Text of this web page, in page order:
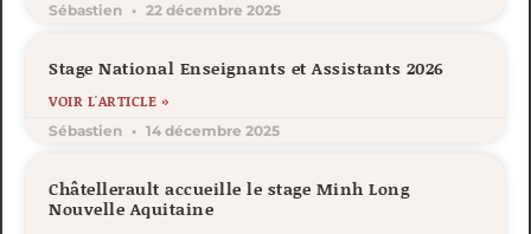
Sébastien 22 décembre 2025
Stage National Enseignants et Assistants 2026
VOIR L'ARTICLE »
Sébastien 14 décembre 2025
Châtellerault accueille le stage Minh Long
Nouvelle Aquitaine